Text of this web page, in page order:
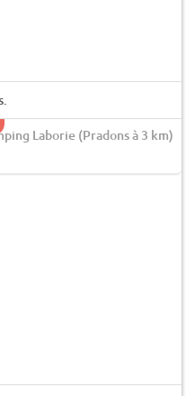
Laborie (Pradons à 3 km)